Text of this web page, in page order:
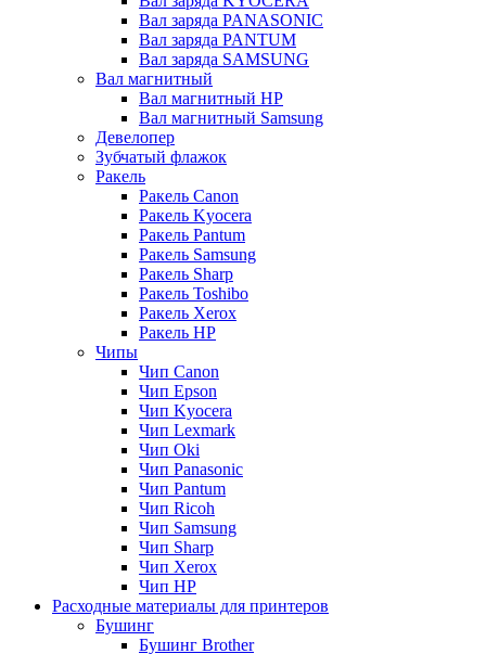
Вал заряда PANASONIC
Вал заряда PANTUM
Вал заряда SAMSUNG
Вал магнитный
Вал магнитный HP
Вал магнитный Samsung
Девелопер
Зубчатый флажок
Ракель
Ракель Canon
Ракель Kyocera
Ракель Pantum
Ракель Samsung
Ракель Sharp
Ракель Toshibo
Ракель Xerox
Ракель НР
Чипы
Чип Canon
Чип Epson
Чип Kyocera
Чип Lexmark
Чип Oki
Чип Panasonic
Чип Pantum
Чип Ricoh
Чип Samsung
Чип Sharp
Чип Xerox
Чип НР
Расходные материалы для принтеров
Бушинг
Бушинг Brother